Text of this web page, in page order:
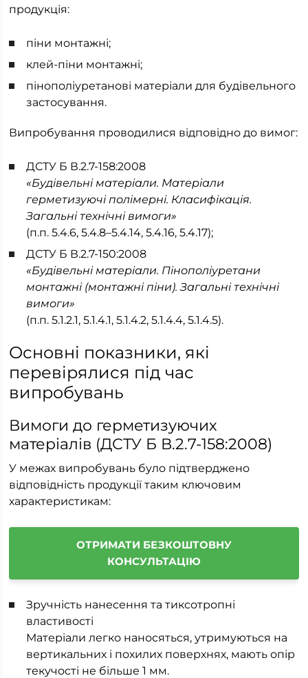
продукція:
піни монтажні;
клей-піни монтажні;
пінополіуретанові матеріали для будівельного
застосування.
Випробування проводилися відповідно до вимог:
ДСТУ Б В.2.7-158:2008
«Будівельні матеріали. Матеріали
герметизуючі полімерні. Класифікація.
Загальні технічні вимоги»
(п.п. 5.4.6, 5.4.8–5.4.14, 5.4.16, 5.4.17);
ДСТУ Б В.2.7-150:2008
«Будівельні матеріали. Пінополіуретани
монтажні (монтажні піни). Загальні технічні
вимоги»
(п.п. 5.1.2.1, 5.1.4.1, 5.1.4.2, 5.1.4.4, 5.1.4.5).
Основні показники, які
перевірялися під час
випробувань
Вимоги до герметизуючих
матеріалів (ДСТУ Б В.2.7-158:2008)
У межах випробувань було підтверджено
відповідність продукції таким ключовим
характеристикам:
ОТРИМАТИ БЕЗКОШТОВНУ
КОНСУЛЬТАЦІЮ
Зручність нанесення та тиксотропні
властивості
Матеріали легко наносяться, утримуються на
вертикальних і похилих поверхнях, мають опір
текучості не більше 1 мм.